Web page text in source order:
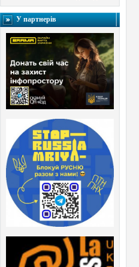
У партнерів